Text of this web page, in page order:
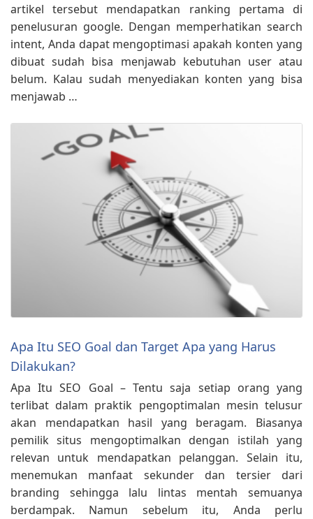
artikel tersebut mendapatkan ranking pertama di
penelusuran google. Dengan memperhatikan search
intent, Anda dapat mengoptimasi apakah konten yang
dibuat sudah bisa menjawab kebutuhan user atau
belum. Kalau sudah menyediakan konten yang bisa
menjawab …
Apa Itu SEO Goal dan Target Apa yang Harus
Dilakukan?
Apa Itu SEO Goal – Tentu saja setiap orang yang
terlibat dalam praktik pengoptimalan mesin telusur
akan mendapatkan hasil yang beragam. Biasanya
pemilik situs mengoptimalkan dengan istilah yang
relevan untuk mendapatkan pelanggan. Selain itu,
menemukan manfaat sekunder dan tersier dari
branding sehingga lalu lintas mentah semuanya
berdampak. Namun sebelum itu, Anda perlu